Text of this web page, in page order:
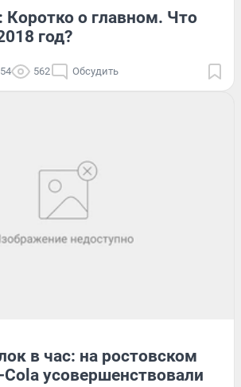
Коротко о главном. Что
год?
562 Обсудить
в час: на ростовском
Cola усовершенствовали